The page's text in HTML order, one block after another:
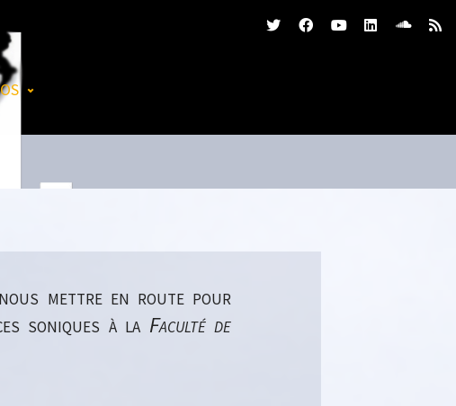
mettre en route pour
soniques à la Faculté de